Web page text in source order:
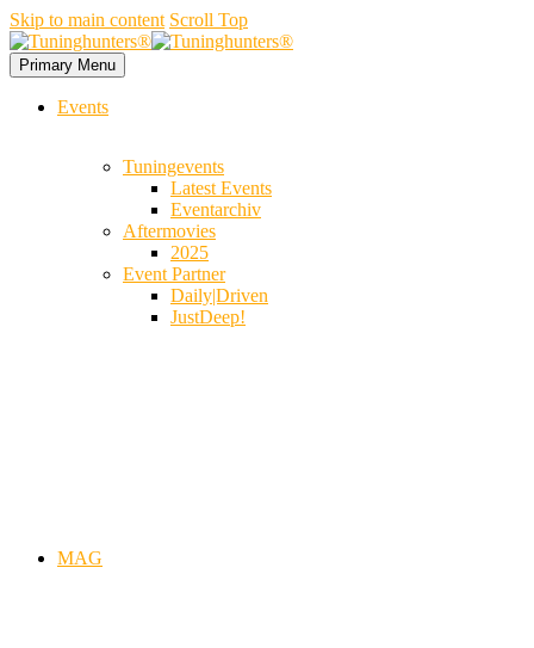
Skip to main content Scroll Top
Primary Menu
Events
Tuningevents
Latest Events
Eventarchiv
Aftermovies
2025
Event Partner
Daily|Driven
JustDeep!
MAG